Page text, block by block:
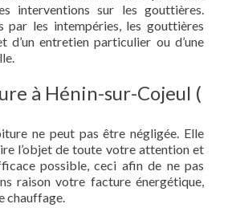
interventions sur les gouttières.
par les intempéries, les gouttières
d’un entretien particulier ou d’une
à Hénin-sur-Cojeul (
ne peut pas être négligée. Elle
l’objet de toute votre attention et
possible, ceci afin de ne pas
raison votre facture énergétique,
chauffage.